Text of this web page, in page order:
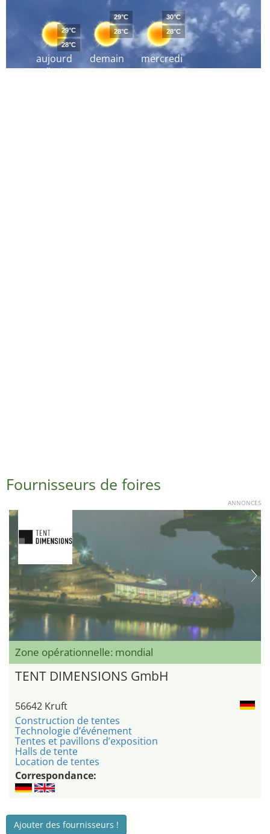
aujourd
´hui
29°C
28°C
demain
29°C
28°C
mercredi
30°C
28°C
Fournisseurs de foires
ANNONCES
Zone opérationnelle: mondial
TENT DIMENSIONS GmbH
56642 Kruft
Construction de tentes
Technologie d’événement
Tentes et pavillons d’exposition
Halls de tente
Location de tentes
Correspondance:
Ajouter des fournisseurs !